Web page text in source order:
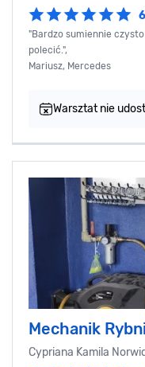
6
"Bardzo sumiennie czysto
polecić.",
Mariusz, Mercedes
Warsztat nie
Mechanik
Cypriana Kamila